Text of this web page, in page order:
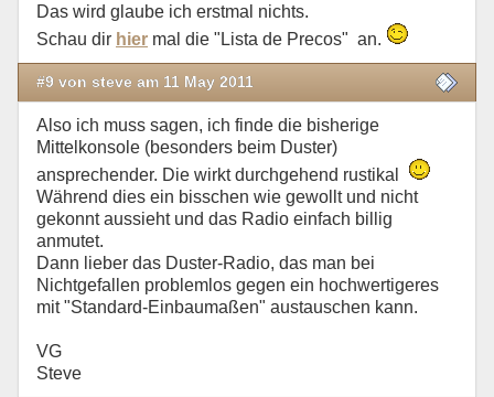
Das wird glaube ich erstmal nichts.
Schau dir hier mal die "Lista de Precos" an.
#9 von steve am 11 May 2011
Also ich muss sagen, ich finde die bisherige
Mittelkonsole (besonders beim Duster)
ansprechender. Die wirkt durchgehend rustikal
Während dies ein bisschen wie gewollt und nicht
gekonnt aussieht und das Radio einfach billig
anmutet.
Dann lieber das Duster-Radio, das man bei
Nichtgefallen problemlos gegen ein hochwertigeres
mit "Standard-Einbaumaßen" austauschen kann.
VG
Steve